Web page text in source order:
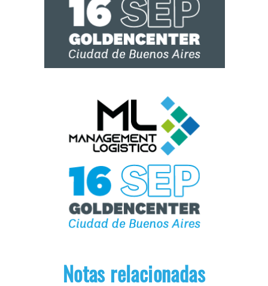
Notas relacionadas